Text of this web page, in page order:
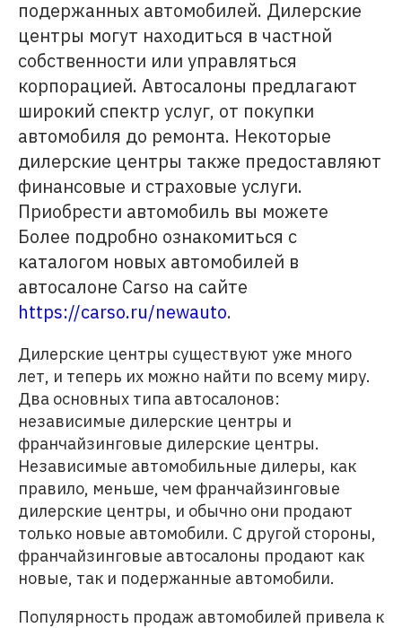
подержанных автомобилей. Дилерские
центры могут находиться в частной
собственности или управляться
корпорацией. Автосалоны предлагают
широкий спектр услуг, от покупки
автомобиля до ремонта. Некоторые
дилерские центры также предоставляют
финансовые и страховые услуги.
Приобрести автомобиль вы можете
Более подробно ознакомиться с
каталогом новых автомобилей в
автосалоне Сarso на сайте
https://carso.ru/newauto.
Дилерские центры существуют уже много
лет, и теперь их можно найти по всему миру.
Два основных типа автосалонов:
независимые дилерские центры и
франчайзинговые дилерские центры.
Независимые автомобильные дилеры, как
правило, меньше, чем франчайзинговые
дилерские центры, и обычно они продают
только новые автомобили. С другой стороны,
франчайзинговые автосалоны продают как
новые, так и подержанные автомобили.
Популярность продаж автомобилей привела к